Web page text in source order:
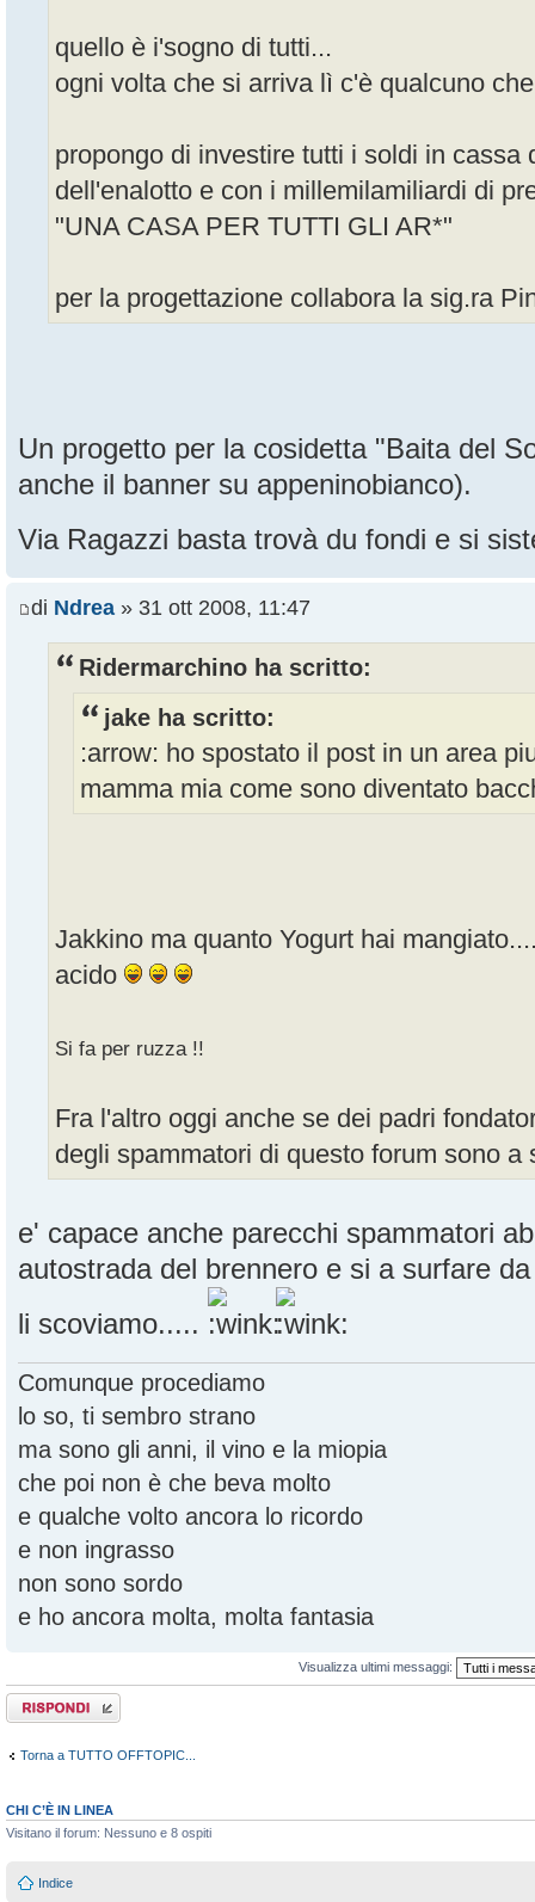
quello è i'sogno di tutti...
ogni volta che si arriva lì c'è qualcuno
propongo di investire tutti i soldi in cassa
dell'enalotto e con i millemilamiliardi di
"UNA CASA PER TUTTI GLI AR*"
per la progettazione collabora la sig.ra
Un progetto per la cosidetta "Baita del
anche il banner su appeninobianco).
Via Ragazzi basta trovà du fondi e si
di Ndrea » 31 ott 2008, 11:47
Ridermarchino ha scritto:
jake ha scritto:
:arrow: ho spostato il post in un area
mamma mia come sono diventato
Jakkino ma quanto Yogurt hai
acido
Si fa per ruzza !!
Fra l'altro oggi anche se dei padri
degli spammatori di questo forum sono
e' capace anche parecchi spammatori
autostrada del brennero e si a surfare
li scoviamo.....
Comunque procediamo
lo so, ti sembro strano
ma sono gli anni, il vino e la miopia
che poi non è che beva molto
e qualche volto ancora lo ricordo
e non ingrasso
non sono sordo
e ho ancora molta, molta fantasia
Visualizza ultimi messaggi:
Rispondi al
messaggio
Torna a TUTTO OFFTOPIC...
CHI C’È IN LINEA
Visitano il forum: Nessuno e 8 ospiti
Indice